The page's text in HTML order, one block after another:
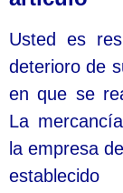
Usted es
deterioro de
en que se
La
la empresa